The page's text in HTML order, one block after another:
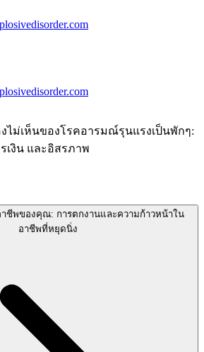
ไม่เห็นของโรคอารมณ์รุนแรงเป็นพักๆ:
เงิน และอิสรภาพ
ชีพของคุณ: การตกงานและความก้าวหน้าใน
อาชีพที่หยุดนิ่ง